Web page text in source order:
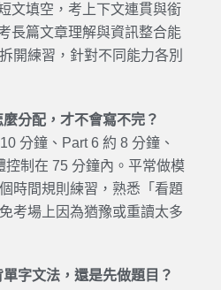
文填空，考上下文連貫與銜
長篇文章理解與資訊整合能
開練習，針對不同能力各別
分配，才不會寫不完？
分鐘、Part 6 約 8 分鐘、
控制在 75 分鐘內。平常做模
時間規則練習，熟悉「看題
考場上因為猶豫或重讀太多
字文法，還是先做題目？